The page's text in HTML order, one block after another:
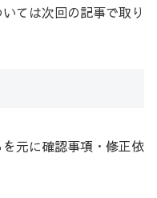
ては次回の記事で取り
元に確認事項・修正依